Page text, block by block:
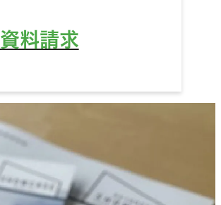
資料請求